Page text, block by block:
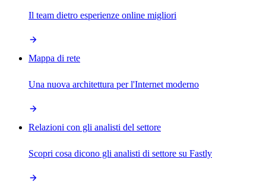
Il team dietro esperienze online migliori
Mappa di rete
Una nuova architettura per l'Internet moderno
Relazioni con gli analisti del settore
Scopri cosa dicono gli analisti di settore su Fastly